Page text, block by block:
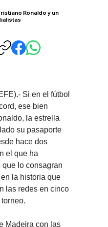
Ronaldo y un
Si en el fútbol
ese bien
la estrella
su pasaporte
hace dos
el que ha
lo consagran
la historia que
las redes en cinco
Madeira con las